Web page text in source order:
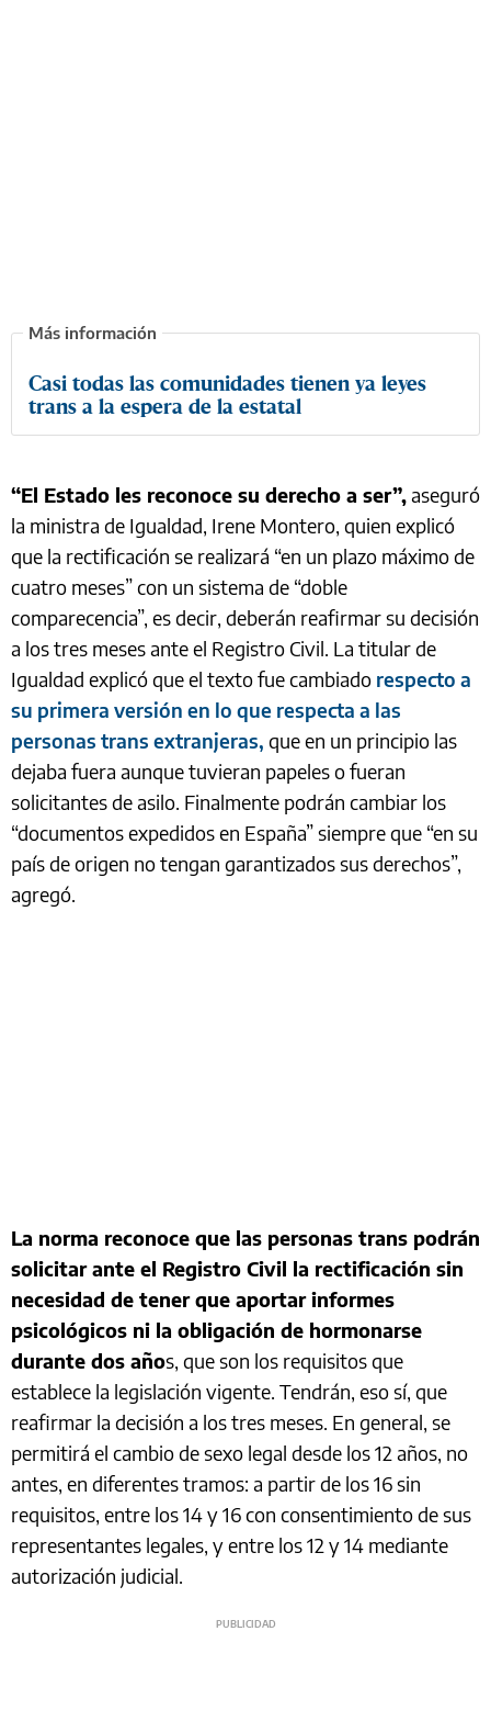
Casi todas las comunidades tienen ya leyes
trans a la espera de la estatal
“El Estado les reconoce su derecho a ser”,aseguró
la ministra de Igualdad, Irene Montero, quien explicó
que la rectificación se realizará “en un plazo máximo de
cuatro meses” con un sistema de “doble
comparecencia”, es decir, deberán reafirmar su decisión
a los tres meses ante el Registro Civil. La titular de
Igualdad explicó que el texto fue cambiado respecto a
su primera versión en lo que respecta a las
personas trans extranjeras, que en un principio las
dejaba fuera aunque tuvieran papeles o fueran
solicitantes de asilo. Finalmente podrán cambiar los
“documentos expedidos en España” siempre que “en su
país de origen no tengan garantizados sus derechos”,
agregó.
La norma reconoce que las personas trans podrán
solicitar ante el Registro Civil la rectificación sin
necesidad de tener que aportar informes
psicológicos ni la obligación de hormonarse
durante dos años, que son los requisitos que
establece la legislación vigente. Tendrán, eso sí, que
reafirmar la decisión a los tres meses. En general, se
permitirá el cambio de sexo legal desde los 12 años, no
antes, en diferentes tramos: a partir de los 16 sin
requisitos, entre los 14 y 16 con consentimiento de sus
representantes legales, y entre los 12 y 14 mediante
autorización judicial.